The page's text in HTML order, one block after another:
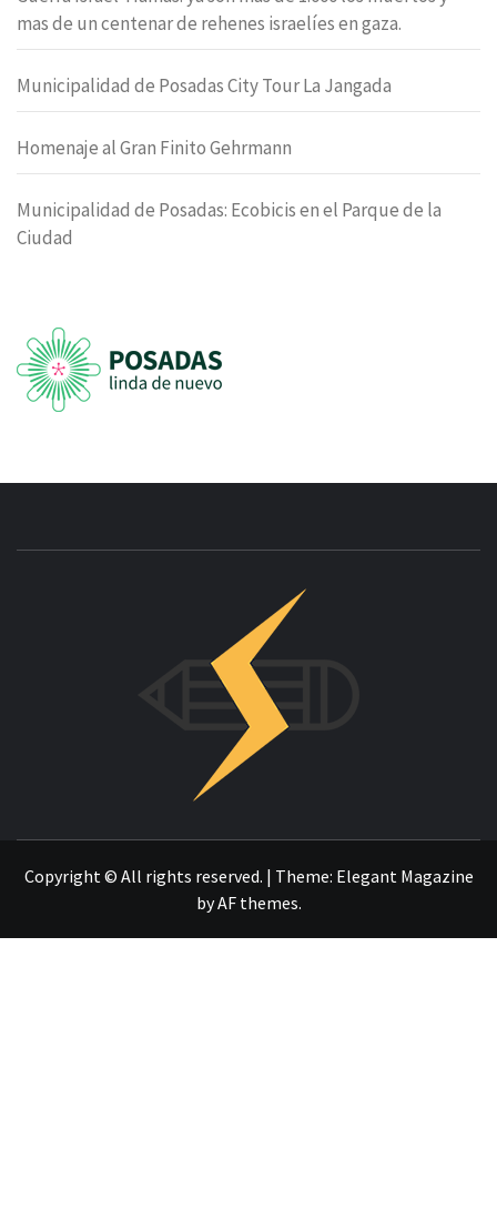
mas de un centenar de rehenes israelíes en gaza.
Municipalidad de Posadas City Tour La Jangada
Homenaje al Gran Finito Gehrmann
Municipalidad de Posadas: Ecobicis en el Parque de la
Ciudad
Copyright © All rights reserved. | Theme: Elegant Magazine
byAF themes.